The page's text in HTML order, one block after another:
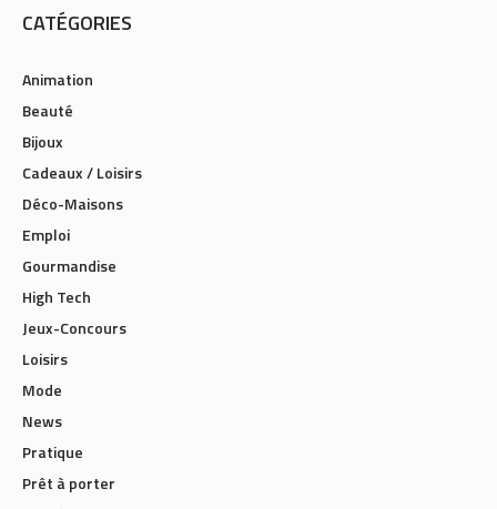
CATÉGORIES
Animation
Beauté
Bijoux
Cadeaux / Loisirs
Déco-Maisons
Emploi
Gourmandise
High Tech
Jeux-Concours
Loisirs
Mode
News
Pratique
Prêt à porter